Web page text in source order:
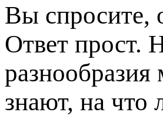
Вы спросите,
Ответ прост.
знают, на что